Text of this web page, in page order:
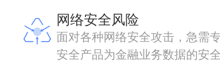
网络安全风险
面对各种网络安全攻击，急需
安全产品为金融业务数据的安